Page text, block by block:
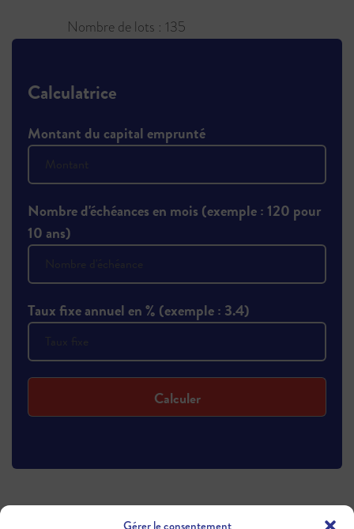
Nombre de lots : 135
Calculatrice
Montant du capital emprunté
Nombre d'échéances en mois (exemple : 120 pour
10 ans)
Taux fixe annuel en % (exemple : 3.4)
Calculer